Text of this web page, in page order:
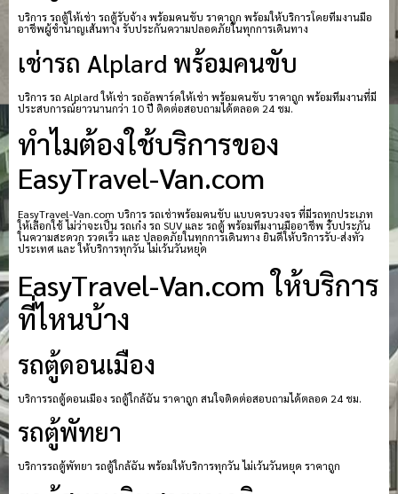
บริการ รถตู้ให้เช่า รถตู้รับจ้าง พร้อมคนขับ ราคาถูก พร้อมให้บริการโดยทีมงานมือ
อาชีพผู้ชำนาญเส้นทาง รับประกันความปลอดภัยในทุกการเดินทาง
เช่ารถ Alplard พร้อมคนขับ
บริการ รถ Alplard ให้เช่า รถอัลพาร์ดให้เช่า พร้อมคนขับ ราคาถูก พร้อมทีมงานที่มี
ประสบการณ์ยาวนานกว่า 10 ปี ติดต่อสอบถามได้ตลอด 24 ชม.
ทำไมต้องใช้บริการของ
EasyTravel-Van.com
EasyTravel-Van.com บริการ รถเช่าพร้อมคนขับ แบบครบวงจร ที่มีรถทุกประเภท
ให้เลือกใช้ ไม่ว่าจะเป็น รถเก๋ง รถ SUV และ รถตู้ พร้อมทีมงานมืออาชีพ รับประกัน
ในความสะดวก รวดเร็ว และ ปลอดภัยในทุกการเดินทาง ยินดีให้บริการรับ-ส่งทั่ว
ประเทศ และ ให้บริการทุกวัน ไม่เว้นวันหยุด
EasyTravel-Van.com ให้บริการ
ที่ไหนบ้าง
รถตู้ดอนเมือง
บริการรถตู้ดอนเมือง รถตู้ใกล้ฉัน ราคาถูก สนใจติดต่อสอบถามได้ตลอด 24 ชม.
รถตู้พัทยา
บริการรถตู้พัทยา รถตู้ใกล้ฉัน พร้อมให้บริการทุกวัน ไม่เว้นวันหยุด ราคาถูก